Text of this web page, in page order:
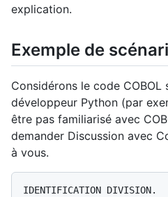
explication.
Exemple de
Considérons le code COBOL
développeur Python (par
être pas familiarisé avec
demander Discussion avec
à vous.
IDENTIFICATION DIVISION.